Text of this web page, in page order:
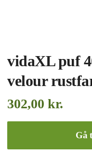
vidaXL puf
velour
302,00 kr.
Gå